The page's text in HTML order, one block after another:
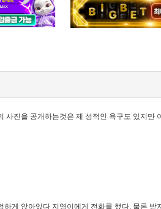
진을 공개하는것은 제 성적인 욕구도 있지만
게 앉아있다 지영이에게 전화를 했다. 물론 받